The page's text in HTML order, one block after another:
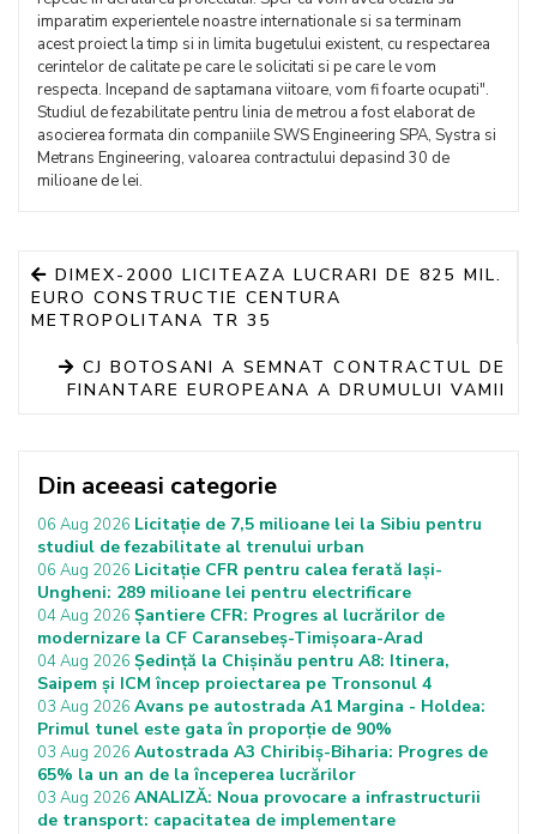
imparatim experientele noastre internationale si sa terminam
acest proiect la timp si in limita bugetului existent, cu respectarea
cerintelor de calitate pe care le solicitati si pe care le vom
respecta. Incepand de saptamana viitoare, vom fi foarte ocupati".
Studiul de fezabilitate pentru linia de metrou a fost elaborat de
asocierea formata din companiile SWS Engineering SPA, Systra si
Metrans Engineering, valoarea contractului depasind 30 de
milioane de lei.
DIMEX-2000 LICITEAZA LUCRARI DE 825 MIL.
EURO CONSTRUCTIE CENTURA
METROPOLITANA TR 35
CJ BOTOSANI A SEMNAT CONTRACTUL DE
FINANTARE EUROPEANA A DRUMULUI VAMII
Din aceeasi categorie
06 Aug 2026 Licitație de 7,5 milioane lei la Sibiu pentru
studiul de fezabilitate al trenului urban
06 Aug 2026 Licitație CFR pentru calea ferată Iași-
Ungheni: 289 milioane lei pentru electrificare
04 Aug 2026 Șantiere CFR: Progres al lucrărilor de
modernizare la CF Caransebeș-Timișoara-Arad
04 Aug 2026 Ședință la Chișinău pentru A8: Itinera,
Saipem și ICM încep proiectarea pe Tronsonul 4
03 Aug 2026 Avans pe autostrada A1 Margina - Holdea:
Primul tunel este gata în proporție de 90%
03 Aug 2026 Autostrada A3 Chiribiș-Biharia: Progres de
65% la un an de la începerea lucrărilor
03 Aug 2026 ANALIZĂ: Noua provocare a infrastructurii
de transport: capacitatea de implementare